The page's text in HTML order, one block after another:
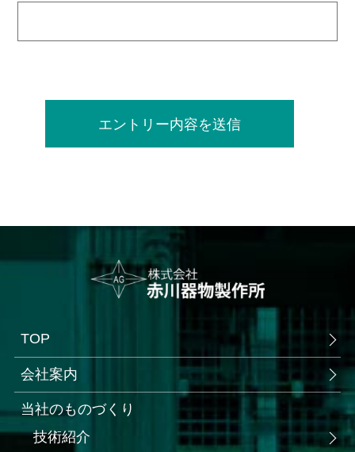
TOP
会社案内
当社のものづくり
技術紹介